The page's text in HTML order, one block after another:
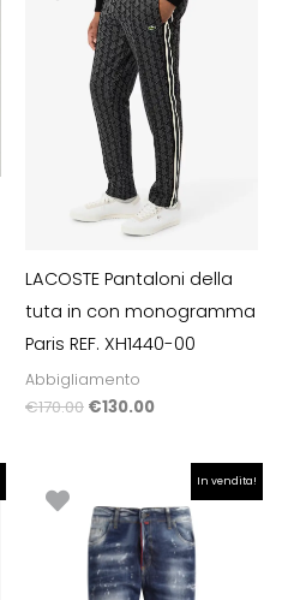
LACOSTE Pantaloni della
tuta in con monogramma
Paris REF. XH1440-00
Abbigliamento
€170.00
originale
era:
€170.00.
€130.00
attuale
è:
€130.00.
In vendita!
originale
era:
€199.00.
prezzo
attuale
è:
€99.00.